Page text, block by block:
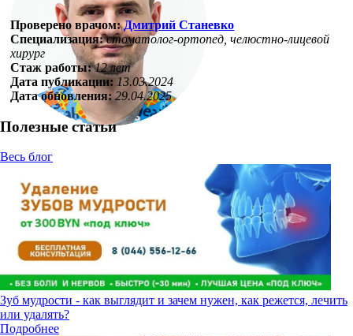
Проверено врачом:Дмитрий Станевко
Специализация: стоматолог-ортопед, челюстно-лицевой
хирург
Стаж работы: 12 лет
Дата публикации: 13.03.2024
Дата обновления: 29.04.2025
Полезные статьи
Весь блог
Зуб мудрости - как выглядит и зачем нужен, как режется, лечить
или удалять?
Подробнее